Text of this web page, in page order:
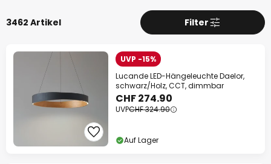
3462 Artikel Filter
UVP -15%
Lucande LED-Hängeleuchte Daelor,
schwarz/Holz, CCT, dimmbar
CHF 274.90
UVPCHF 324.90
Auf Lager
Jetzt einlösen
*Ausgenommene Hersteller